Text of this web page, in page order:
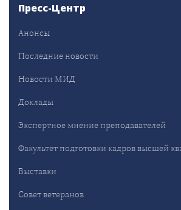
Пресс-Центр
Анонсы
Последние новости
Новости МИД
Доклады
Экспертное мнение преподавателей
Факультет подготовки кадров высшей
Выставки
Совет ветеранов